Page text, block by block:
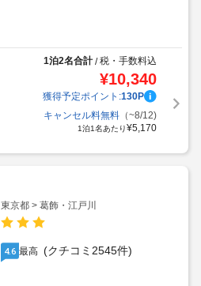
1泊2名合計/税・手数料込
¥10,340
獲得予定ポイント:130P
キャンセル料無料（~8/12)
1泊1名あたり¥5,170
東京都 > 葛飾・江戸川
4.6 最高 (クチコミ2545件)